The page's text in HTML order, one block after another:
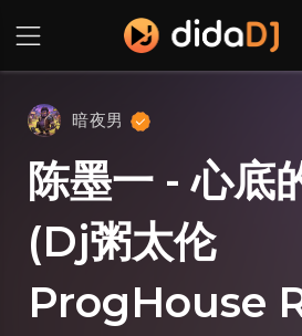
暗夜男
陈墨一 - 心底
(Dj粥太伦
ProgHouse